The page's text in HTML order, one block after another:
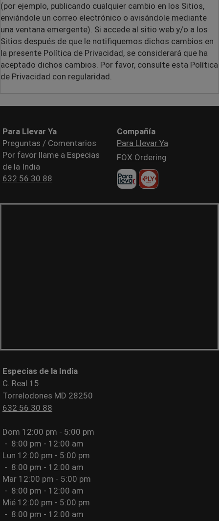
(por ejemplo, publicando cualquier cambio en los Sitios,
enviándole un correo electrónico o avisándole mediante
una ventana emergente). Si accede al sitio web y/o a los
Sitios después de que le notifiquemos dichos cambios en
la presente Política de Privacidad, se considerará que ha
aceptado dichos cambios. Por favor, consulte esta Política
de Privacidad con regularidad.
Para Llevar Ya
Preguntas / Comentarios
Por favor llame a Especias
de la India
632 56 30 88
Compañía
Para Llevar Ya
FOX Ordering
Especias de la India
C. Real 15
Torrelodones MD 28250
632 56 30 88
Dom 12:00 pm - 5:00 pm
- 8:00 pm - 12:00 am
Lun 12:00 pm - 5:00 pm
- 8:00 pm - 12:00 am
Mar 12:00 pm - 5:00 pm
- 8:00 pm - 12:00 am
Mié 12:00 pm - 5:00 pm
- 8:00 pm - 12:00 am